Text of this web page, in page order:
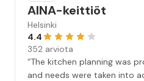
turvallisesti ja hyvillä mielin.
hyvästä palvelusta
matkailijalle😊”
AINA-keittiöt
Helsinki
4.4
352 arviota
“The kitchen planning was
and needs were taken into